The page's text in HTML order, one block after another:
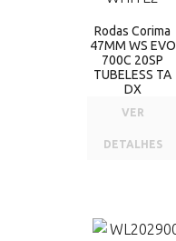
Rodas Corima
47MM WS EVO
700C 20SP
TUBELESS TA
DX
VER
DETALHES